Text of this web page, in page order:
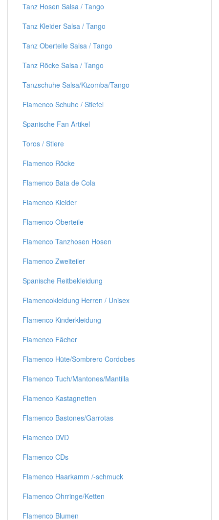
Tanz Hosen Salsa / Tango
Tanz Kleider Salsa / Tango
Tanz Oberteile Salsa / Tango
Tanz Röcke Salsa / Tango
Tanzschuhe Salsa/Kizomba/Tango
Flamenco Schuhe / Stiefel
Spanische Fan Artikel
Toros / Stiere
Flamenco Röcke
Flamenco Bata de Cola
Flamenco Kleider
Flamenco Oberteile
Flamenco Tanzhosen Hosen
Flamenco Zweiteiler
Spanische Reitbekleidung
Flamencokleidung Herren / Unisex
Flamenco Kinderkleidung
Flamenco Fächer
Flamenco Hüte/Sombrero Cordobes
Flamenco Tuch/Mantones/Mantilla
Flamenco Kastagnetten
Flamenco Bastones/Garrotas
Flamenco DVD
Flamenco CDs
Flamenco Haarkamm /-schmuck
Flamenco Ohrringe/Ketten
Flamenco Blumen